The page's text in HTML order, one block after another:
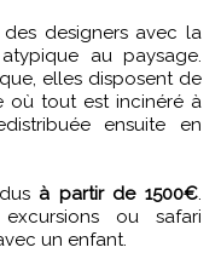
designers avec la
au paysage.
elles disposent de
où tout est incinéré à
ensuite en
à partir de 1500€.
ou safari
un enfant.